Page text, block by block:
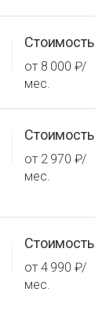
Стоимость
от 8 000 ₽/
мес.
Стоимость
от 2 970 ₽/
мес.
Стоимость
от 4 990 ₽/
мес.